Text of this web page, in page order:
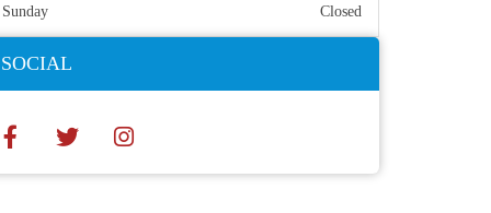
Sunday
Closed
SOCIAL